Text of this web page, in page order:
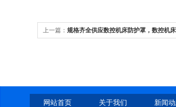
上一篇： 规格齐全供应数控机床防护罩，数控机
网站首页 关于我们 新闻